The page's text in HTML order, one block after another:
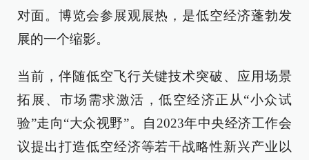
对面。博览会参展观展热，是低空经济蓬勃发
展的一个缩影。
当前，伴随低空飞行关键技术突破、应用场景
拓展、市场需求激活，低空经济正从“小众试
验”走向“大众视野”。自2023年中央经济工作会
议提出打造低空经济等若干战略性新兴产业以